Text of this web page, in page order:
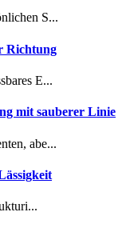
S...
Richtung
E...
mit sauberer Linie
abe...